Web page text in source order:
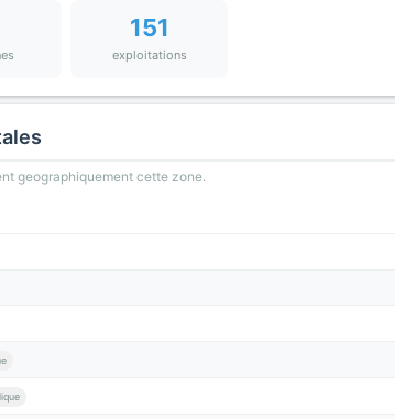
151
exploitations
geographiquement cette zone.